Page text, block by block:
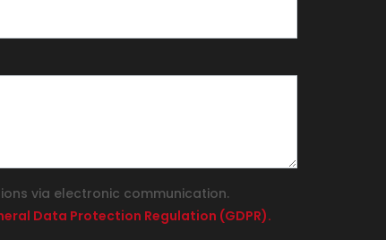
via electronic communication.
Data Protection Regulation (GDPR).